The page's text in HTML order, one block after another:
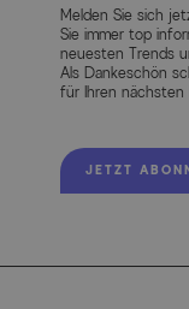
Melden Sie sich
Sie immer top
neuesten Trends
Als Dankeschön
für Ihren nächsten
JETZT